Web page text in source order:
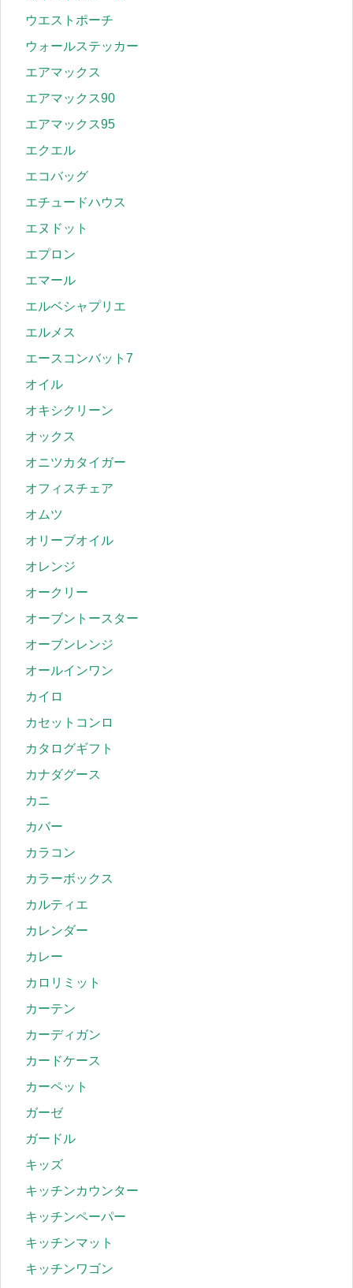
ウエストポーチ
ウォールステッカー
エアマックス
エアマックス90
エアマックス95
エクエル
エコバッグ
エチュードハウス
エヌドット
エプロン
エマール
エルベシャプリエ
エルメス
エースコンバット7
オイル
オキシクリーン
オックス
オニツカタイガー
オフィスチェア
オムツ
オリーブオイル
オレンジ
オークリー
オーブントースター
オーブンレンジ
オールインワン
カイロ
カセットコンロ
カタログギフト
カナダグース
カニ
カバー
カラコン
カラーボックス
カルティエ
カレンダー
カレー
カロリミット
カーテン
カーディガン
カードケース
カーペット
ガーゼ
ガードル
キッズ
キッチンカウンター
キッチンペーパー
キッチンマット
キッチンワゴン